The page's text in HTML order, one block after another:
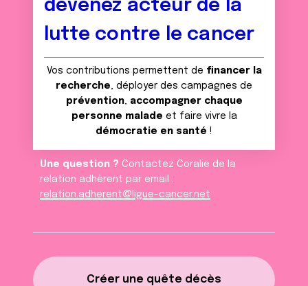
Créer une quête décès
devenez acteur de la
lutte contre le cancer
Vos contributions permettent de financer la
recherche, déployer des campagnes de
prévention, accompagner chaque
personne malade et faire vivre la
démocratie en santé !
Une question ? Contactez Coralie de la
relation adhèrent par email :
relation.adherent@ligue-cancer.net